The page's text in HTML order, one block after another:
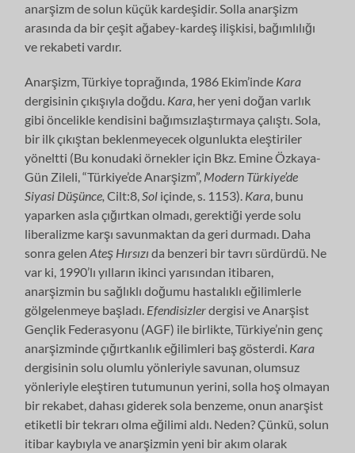
anarşizm de solun küçük kardeşidir. Solla anarşizm
arasında da bir çeşit ağabey-kardeş ilişkisi, bağımlılığı
ve rekabeti vardır.
Anarşizm, Türkiye toprağında, 1986 Ekim’inde Kara
dergisinin çıkışıyla doğdu. Kara , her yeni doğan varlık
gibi öncelikle kendisini bağımsızlaştırmaya çalıştı. Sola,
bir ilk çıkıştan beklenmeyecek olgunlukta eleştiriler
yöneltti (Bu konudaki örnekler için Bkz. Emine Özkaya-
Gün Zileli, “Türkiye’de Anarşizm”, Modern Türkiye’de
Siyasi Düşünce,Cilt:8, Sol içinde, s. 1153). Kara bunu
yaparken asla çığırtkan olmadı, gerektiği yerde solu
liberalizme karşı savunmaktan da geri durmadı. Daha
sonra gelenAteş Hırsızıda benzeri bir tavrı sürdürdü. Ne
var ki, 1990’lı yılların ikinci yarısından itibaren,
anarşizmin bu sağlıklı doğumu hastalıklı eğilimlerle
gölgelenmeye başladı. Efendisizlerdergisi ve Anarşist
Gençlik Federasyonu (AGF) ile birlikte, Türkiye’nin genç
anarşizminde çığırtkanlık eğilimleri baş gösterdi. Kara
dergisinin solu olumlu yönleriyle savunan, olumsuz
yönleriyle eleştiren tutumunun yerini, solla hoş olmayan
bir rekabet, dahası giderek sola benzeme, onun anarşist
etiketli bir tekrarı olma eğilimi aldı. Neden? Çünkü, solun
itibar kaybıyla ve anarşizmin yeni bir akım olarak